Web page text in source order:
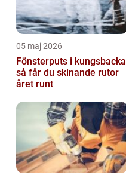
05 maj 2026
Fönsterputs i kungsbacka
så får du skinande rutor
året runt